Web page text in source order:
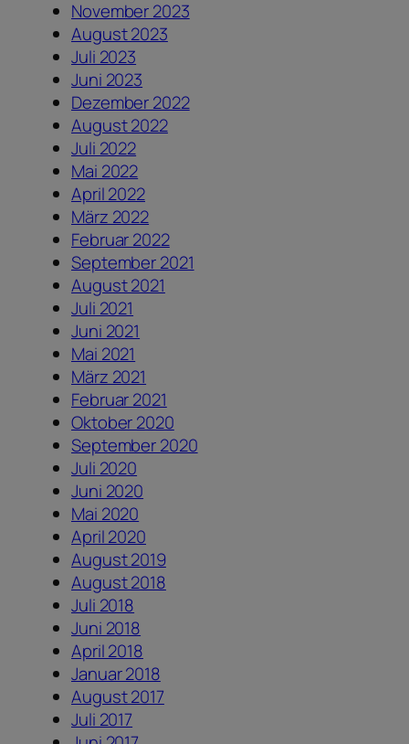
November 2023
August 2023
Juli 2023
Juni 2023
Dezember 2022
August 2022
Juli 2022
Mai 2022
April 2022
März 2022
Februar 2022
September 2021
August 2021
Juli 2021
Juni 2021
Mai 2021
März 2021
Februar 2021
Oktober 2020
September 2020
Juli 2020
Juni 2020
Mai 2020
April 2020
August 2019
August 2018
Juli 2018
Juni 2018
April 2018
Januar 2018
August 2017
Juli 2017